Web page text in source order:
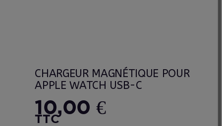
CHARGEUR MAGNÉTIQUE POUR
APPLE WATCH USB-C
10,00 €
TTC